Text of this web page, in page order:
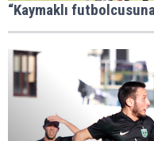
“Kaymaklı